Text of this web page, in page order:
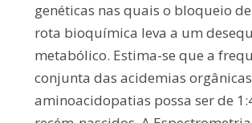
genéticas nas quais o bloqueio
rota bioquímica leva a um
metabólico. Estima-se que a
conjunta das acidemias
aminoacidopatias possa ser de